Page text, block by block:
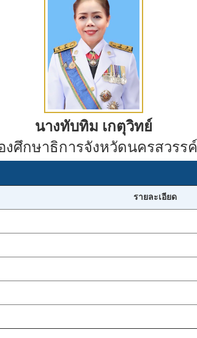
นางทับทิม เกตุวิทย์
งศึกษาธิการจังหวัดนครสวรรค์
รายละเอียด